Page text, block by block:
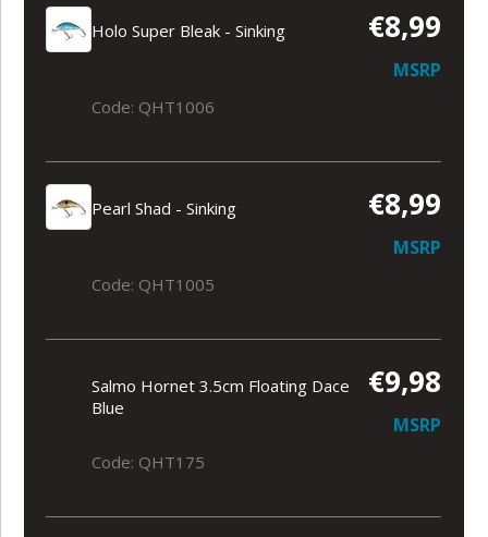
Holo Super Bleak - Sinking €8,99
MSRP
Code: QHT1006
Pearl Shad - Sinking €8,99
MSRP
Code: QHT1005
Salmo Hornet 3.5cm Floating Dace
Blue
€9,98
MSRP
Code: QHT175